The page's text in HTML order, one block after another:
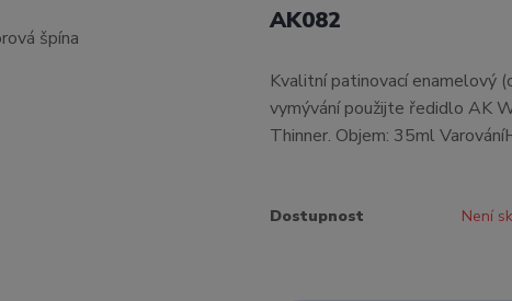
AK082
Kvalitní patinovací enamelový
vymývání použijte ředidlo AK
Thinner. Objem: 35ml
Dostupnost Není